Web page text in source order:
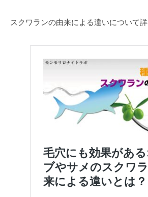
スクワランの由来による違いについて